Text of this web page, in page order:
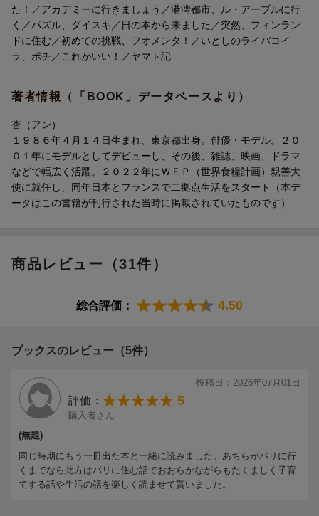
更新日：2026年03月04日
た！／アカデミーに行きましょう／港湾都市、ル・アーブルに行
く／パズル、ダイスキ／日の本から来ました／突然、フィンラン
ドに住む／初めての挑戦、フオメンタ！／いとしのライバコイ
ラ、ポチ／これがいい！／ヤマト記
著者情報（「BOOK」データベースより）
杏（アン）
１９８６年４月１４日生まれ、東京都出身。俳優・モデル。２０
０１年にモデルとしてデビューし、その後、雑誌、映画、ドラマ
などで幅広く活躍。２０２２年にＷＦＰ（世界食糧計画）親善大
使に就任し、同年日本とフランスで二拠点生活をスタート（本デ
ータはこの書籍が刊行された当時に掲載されていたものです）
商品レビュー（31件）
総合評価： 4.50
ブックスのレビュー（5件）
投稿日：2026年07月01日
評価： 5
購入者さん
(無題)
同じ時期にもう一冊出た本と一緒に読みました。あちらがパリに行
くまでなら此方はパリに住む話でおおらかながらもたくましく子育
てする話や生活の話を楽しく読ませて貰いました。